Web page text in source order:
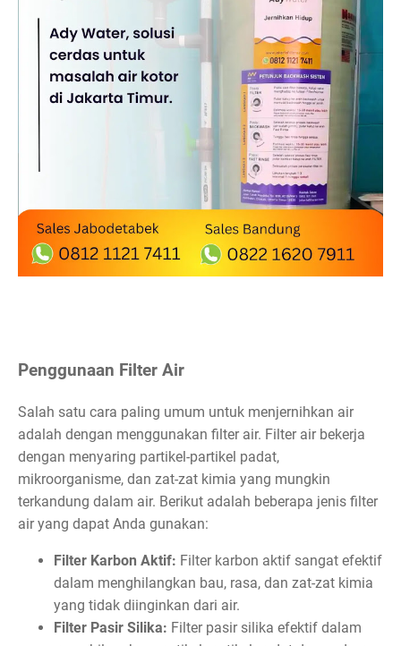
Penggunaan Filter Air
Salah satu cara paling umum untuk menjernihkan air
adalah dengan menggunakan filter air. Filter air bekerja
dengan menyaring partikel-partikel padat,
mikroorganisme, dan zat-zat kimia yang mungkin
terkandung dalam air. Berikut adalah beberapa jenis filter
air yang dapat Anda gunakan:
Filter Karbon Aktif: Filter karbon aktif sangat efektif
dalam menghilangkan bau, rasa, dan zat-zat kimia
yang tidak diinginkan dari air.
Filter Pasir Silika: Filter pasir silika efektif dalam